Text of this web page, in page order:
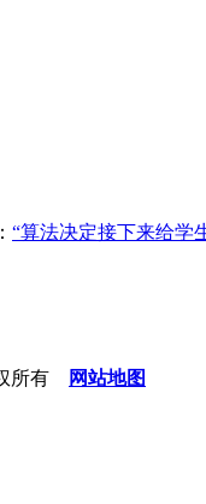
“算法决定接下来给学
所有 网站地图